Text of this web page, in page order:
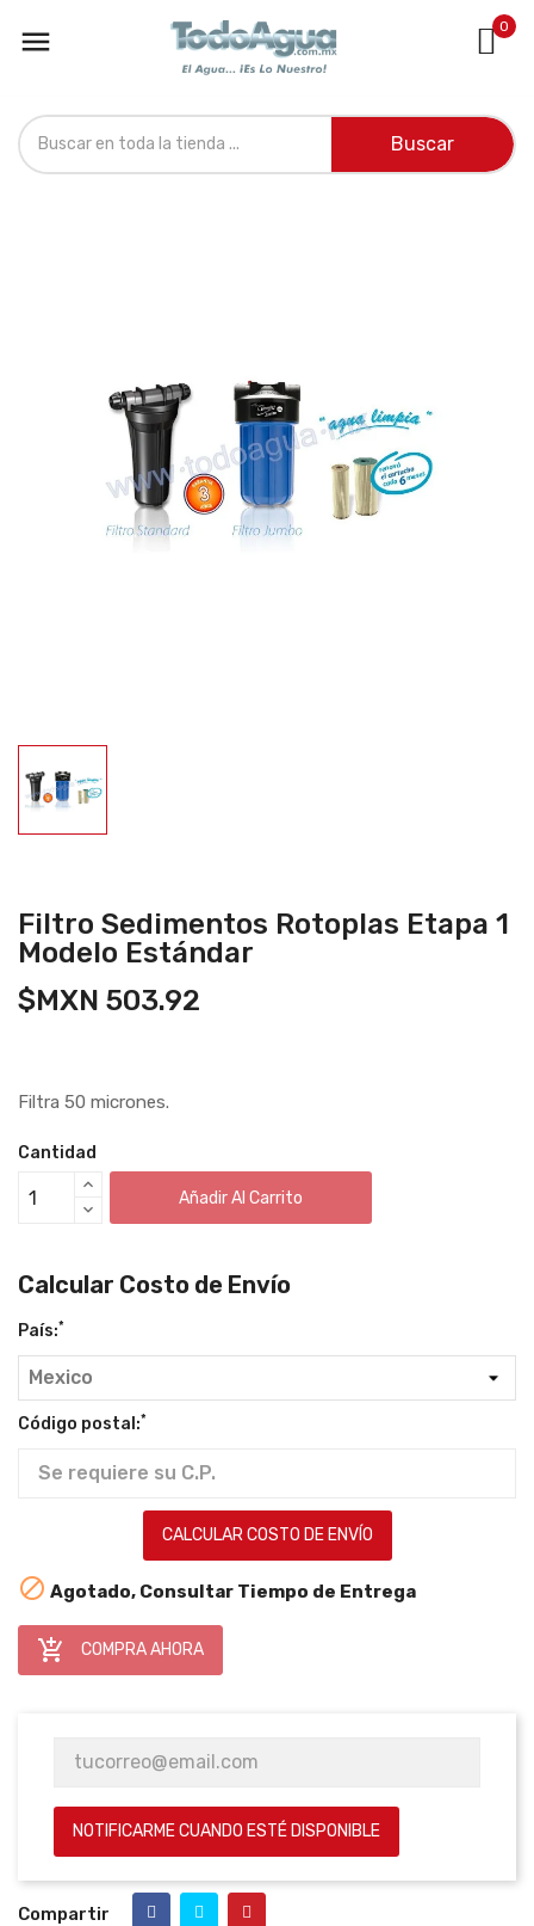
 0
Buscar
Filtro Sedimentos Rotoplas Etapa 1
Modelo Estándar
$MXN 503.92
Filtra 50 micrones.
Cantidad
Añadir Al Carrito
Calcular Costo de Envío
País:*
Código postal:*
CALCULAR COSTO DE ENVÍO
 Agotado, Consultar Tiempo de Entrega
 COMPRA AHORA
NOTIFICARME CUANDO ESTÉ DISPONIBLE
Compartir